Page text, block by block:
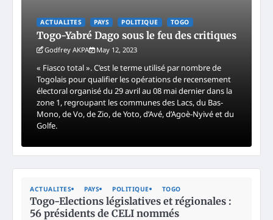
ACTUALITES PAYS POLITIQUE TOGO
Togo-Yabré Dago sous le feu des critiques
Godfrey AKPA May 12, 2023
« Fiasco total ». C’est le terme utilisé par nombre de
Togolais pour qualifier les opérations de recensement
électoral organisé du 29 avril au 08 mai dernier dans la
zone 1, regroupant les communes des Lacs, du Bas-
Mono, de Vo, de Zio, de Yoto, d’Avé, d’Agoè-Nyivé et du
Golfe.
ACTUALITES PAYS POLITIQUE TOGO
Togo-Elections législatives et régionales :
56 présidents de CELI nommés